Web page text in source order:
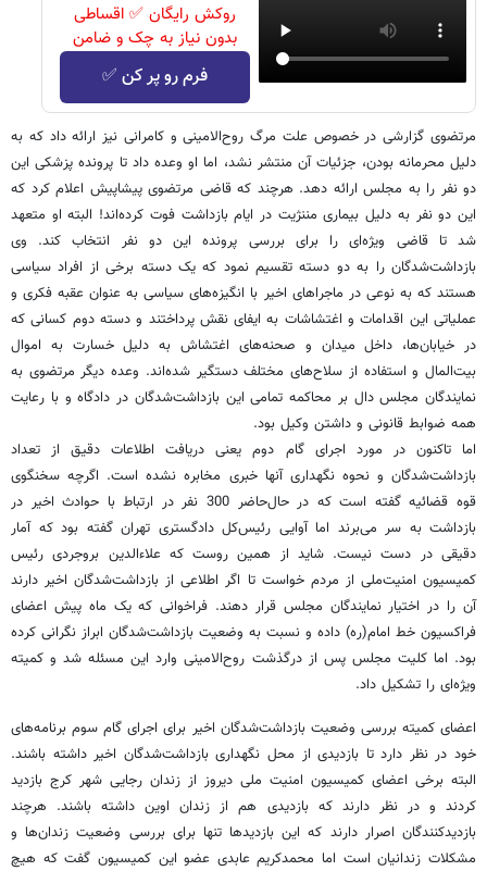
روکش رایگان ✅ اقساطی
بدون نیاز به چک و ضامن
فرم رو پر کن ✅
مرتضوی گزارشی در خصوص علت مرگ روح‌الامینی و کامرانی نیز ارائه داد که به
دلیل محرمانه بودن، جزئیات آن منتشر نشد، اما او وعده داد تا پرونده پزشکی این
دو نفر را به مجلس ارائه دهد. هرچند که قاضی مرتضوی پیشاپیش اعلام کرد که
این دو نفر به دلیل بیماری مننژیت در ایام بازداشت فوت کرده‌اند! البته او متعهد
شد تا قاضی ویژه‌ای را برای بررسی پرونده این دو نفر انتخاب کند. وی
بازداشت‌شدگان را به دو دسته تقسیم نمود که یک دسته برخی از افراد سیاسی
هستند که به نوعی در ماجراهای اخیر با انگیزه‌های سیاسی به عنوان عقبه فکری و
عملیاتی این اقدامات و اغتشاشات به ایفای نقش پرداختند و دسته دوم کسانی ‌که
در خیابان‌ها، داخل میدان و صحنه‌های اغتشاش به دلیل خسارت به اموال
بیت‌المال و استفاده از سلاح‌های مختلف دستگیر شده‌اند. وعده دیگر مرتضوی به
نمایندگان مجلس دال بر محاکمه تمامی این بازداشت‌شدگان در دادگاه و با رعایت
همه ضوابط قانونی و داشتن وکیل بود.
اما تاکنون در مورد اجرای گام دوم یعنی دریافت اطلاعات دقیق از تعداد
بازداشت‌شدگان و نحوه نگهداری آنها خبری مخابره نشده است. اگرچه سخنگوی
قوه قضائیه گفته است که در حال‌حاضر 300 نفر در ارتباط با حوادث اخیر در
بازداشت به سر می‌برند اما آوایی رئیس‌کل دادگستری تهران گفته بود که آمار
دقیقی در دست نیست. شاید از همین روست که علاء‌الدین بروجردی رئیس
کمیسیون امنیت‌ملی از مردم خواست تا اگر اطلاعی از بازداشت‌شدگان اخیر دارند
آن را در اختیار نمایندگان مجلس قرار دهند. فراخوانی که یک ماه پیش اعضای
فراکسیون خط امام‌(ره) داده و نسبت به وضعیت بازداشت‌شدگان ابراز نگرانی کرده
بود. اما کلیت مجلس پس از درگذشت روح‌الامینی وارد این مسئله شد و کمیته
ویژه‌ای را تشکیل داد.
اعضای کمیته بررسی وضعیت بازداشت‌شدگان اخیر برای اجرای گام سوم برنامه‌های
خود در نظر دارد تا بازدیدی از محل نگهداری بازداشت‌شدگان اخیر داشته باشند.
البته برخی اعضای کمیسیون امنیت ملی دیروز از زندان رجایی شهر کرج بازدید
کردند و در نظر دارند که بازدیدی هم از زندان اوین داشته باشند. هرچند
بازدیدکنندگان اصرار دارند که این بازدیدها تنها برای بررسی وضعیت زندان‌ها و
مشکلات زندانیان است اما محمدکریم عابدی عضو این کمیسیون گفت که هیچ